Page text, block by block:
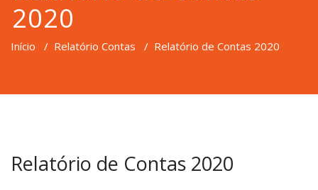
2020
Início / Relatório Contas / Relatório de Contas 2020
Relatório de Contas 2020